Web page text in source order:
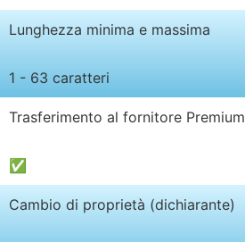
Lunghezza minima e massima
1 - 63 caratteri
Trasferimento al fornitore Premium
✅
Cambio di proprietà (dichiarante)